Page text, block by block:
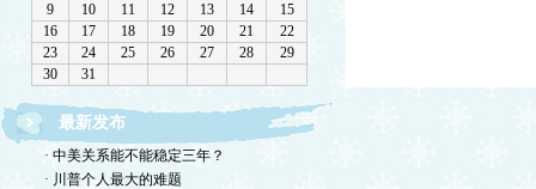
最新发布
· 中美关系能不能稳定三年？
· 川普个人最大的难题